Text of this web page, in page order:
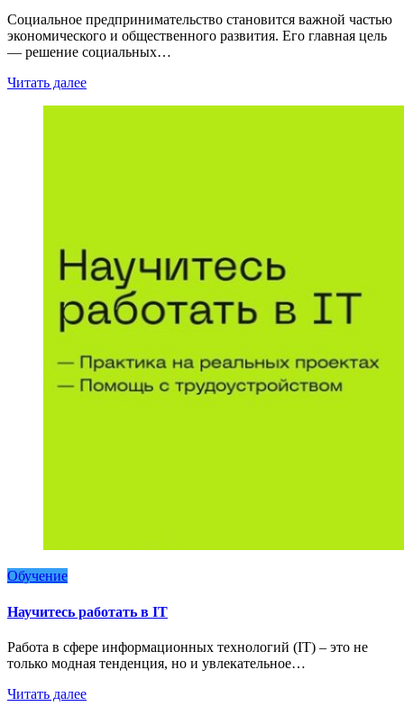
Социальное предпринимательство становится важной частью
экономического и общественного развития. Его главная цель
— решение социальных…
Читать далее
Обучение
Научитесь работать в IT
Работа в сфере информационных технологий (IT) – это не
только модная тенденция, но и увлекательное…
Читать далее